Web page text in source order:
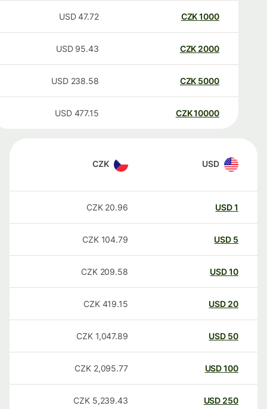
1000
CZK
47.72
USD
2000
CZK
95.43
USD
5000
CZK
238.58
USD
10000
CZK
477.15
USD
USD
CZK
USD
20.96
CZK
USD
104.79
CZK
USD
209.58
CZK
20
USD
419.15
CZK
50
USD
1,047.89
CZK
100
USD
2,095.77
CZK
250
USD
5,239.43
CZK